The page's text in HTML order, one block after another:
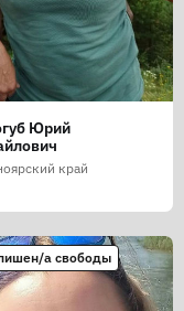
Юрий
край
а свободы